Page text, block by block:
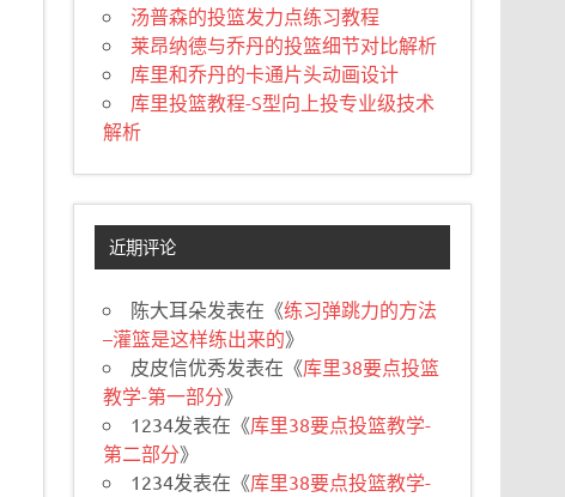
汤普森的投篮发力点练习教程
莱昂纳德与乔丹的投篮细节对比解析
库里和乔丹的卡通片头动画设计
库里投篮教程-S型向上投专业级技术
解析
近期评论
陈大耳朵发表在《练习弹跳力的方法
–灌篮是这样练出来的》
皮皮信优秀发表在《库里38要点投篮
教学-第一部分》
1234发表在《库里38要点投篮教学-
第二部分》
1234发表在《库里38要点投篮教学-